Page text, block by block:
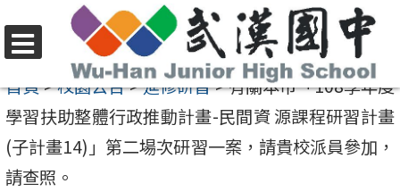
至
要
內
容
選
單
首頁>校園公告>進修研習>有關本市「108學年度
學習扶助整體行政推動計畫-民間資 源課程研習計畫
(子計畫14)」第二場次研習一案，請貴校派員參加，
請查照。